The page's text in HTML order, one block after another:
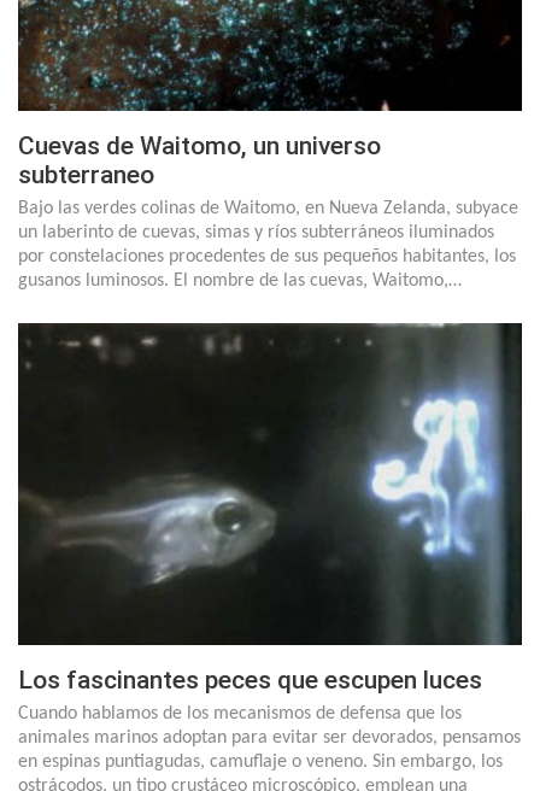
Cuevas de Waitomo, un universo
subterraneo
Bajo las verdes colinas de Waitomo, en Nueva Zelanda, subyace
un laberinto de cuevas, simas y ríos subterráneos iluminados
por constelaciones procedentes de sus pequeños habitantes, los
gusanos luminosos. El nombre de las cuevas, Waitomo,…
Los fascinantes peces que escupen luces
Cuando hablamos de los mecanismos de defensa que los
animales marinos adoptan para evitar ser devorados, pensamos
en espinas puntiagudas, camuflaje o veneno. Sin embargo, los
ostrácodos, un tipo crustáceo microscópico, emplean una